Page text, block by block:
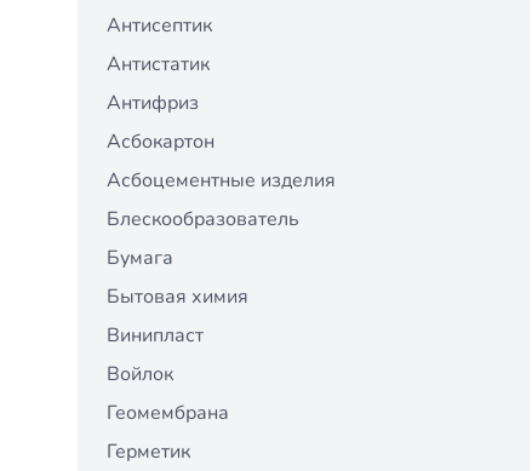
Антисептик
Антистатик
Антифриз
Асбокартон
Асбоцементные изделия
Блескообразователь
Бумага
Бытовая химия
Винипласт
Войлок
Геомембрана
Герметик